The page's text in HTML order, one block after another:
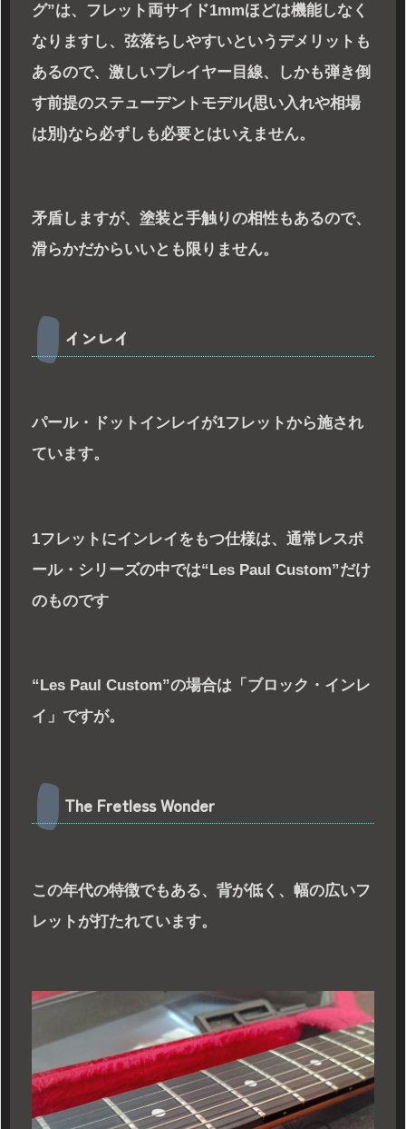
グ”は、フレット両サイド1mmほどは機能しなく
なりますし、弦落ちしやすいというデメリットも
あるので、激しいプレイヤー目線、しかも弾き倒
す前提のステューデントモデル(思い入れや相場
は別)なら必ずしも必要とはいえません。
矛盾しますが、塗装と手触りの相性もあるので、
滑らかだからいいとも限りません。
インレイ
パール・ドットインレイが1フレットから施され
ています。
1フレットにインレイをもつ仕様は、通常レスポ
ール・シリーズの中では“Les Paul Custom”だけ
のものです
“Les Paul Custom”の場合は「ブロック・インレ
イ」ですが。
The Fretless Wonder
この年代の特徴でもある、背が低く、幅の広いフ
レットが打たれています。